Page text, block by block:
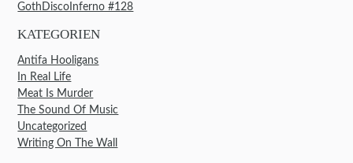
GothDiscoInferno #128
KATEGORIEN
Antifa Hooligans
In Real Life
Meat Is Murder
The Sound Of Music
Uncategorized
Writing On The Wall